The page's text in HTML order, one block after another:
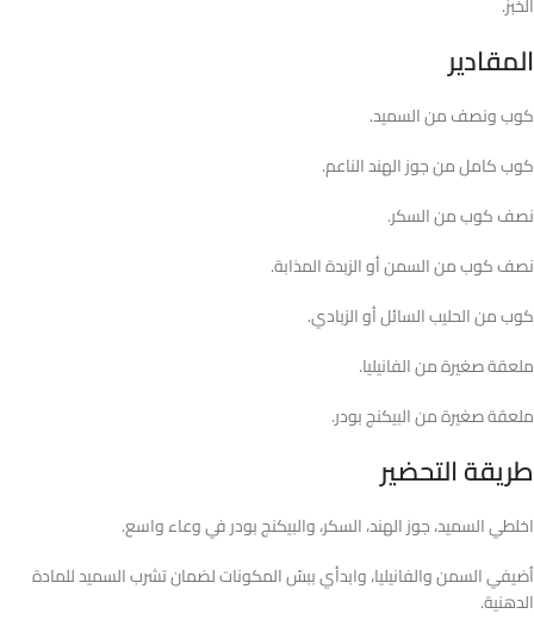
المقادير
كوب ونصف من السميد.
كوب كامل من جوز الهند الناعم.
نصف كوب من السكر.
نصف كوب من السمن أو الزبدة المذابة.
كوب من الحليب السائل أو الزبادي.
ملعقة صغيرة من الفانيليا.
ملعقة صغيرة من البيكنج بودر.
طريقة التحضير
اخلطي السميد، جوز الهند، السكر، والبيكنج بودر في وعاء واسع.
أضيفي السمن والفانيليا، وابدأي ببسّ المكونات لضمان تشرب السميد للمادة
الدهنية.